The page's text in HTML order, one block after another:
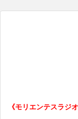
《モリエンテスラジオ